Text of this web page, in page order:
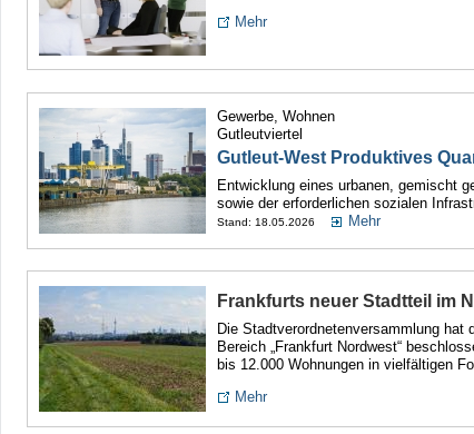
Mehr
Gewerbe, Wohnen
Gutleutviertel
Gutleut-West Produktives
Entwicklung eines urbanen, gemischt
sowie der erforderlichen sozialen
Stand: 18.05.2026 Mehr
Frankfurts neuer Stadtteil im
Die Stadtverordnetenversammlung hat
Bereich „Frankfurt Nordwest“
bis 12.000 Wohnungen in vielfältigen
Mehr